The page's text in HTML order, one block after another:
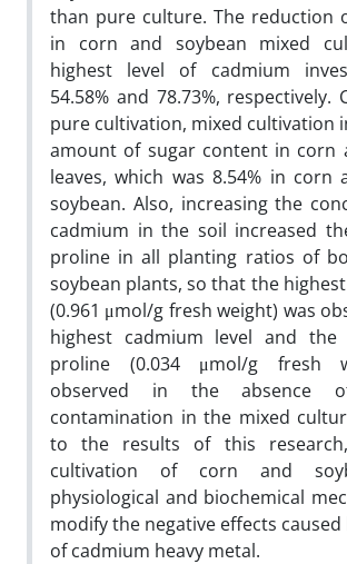
than pure culture. The reduction
in corn and soybean mixed
highest level of cadmium
54.58% and 78.73%, respectively.
pure cultivation, mixed cultivation
amount of sugar content in corn
leaves, which was 8.54% in corn
soybean. Also, increasing the
cadmium in the soil increased
proline in all planting ratios of
soybean plants, so that the
(0.961 μmol/g fresh weight) was
highest cadmium level and the
proline (0.034 μmol/g fresh
observed in the absence
contamination in the mixed
to the results of this
cultivation of corn and
physiological and biochemical
modify the negative effects
of cadmium heavy metal.